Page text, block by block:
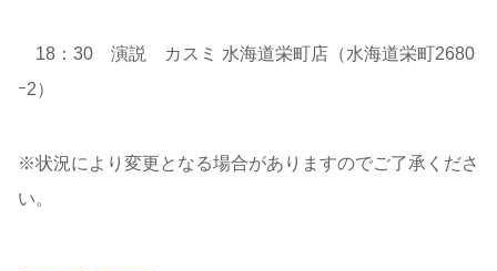
18：30 演説 カスミ 水海道栄町店（水海道栄町2680
ｰ2）
※状況により変更となる場合がありますのでご了承くださ
い。